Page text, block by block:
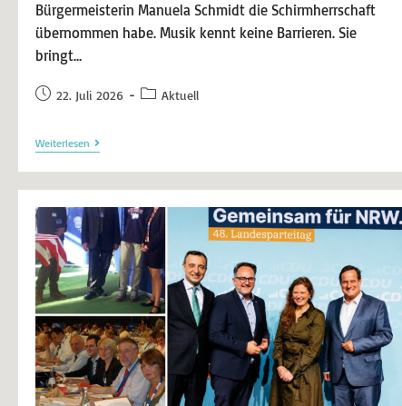
Bürgermeisterin Manuela Schmidt die Schirmherrschaft
übernommen habe. Musik kennt keine Barrieren. Sie
bringt…
22. Juli 2026 Aktuell
Weiterlesen